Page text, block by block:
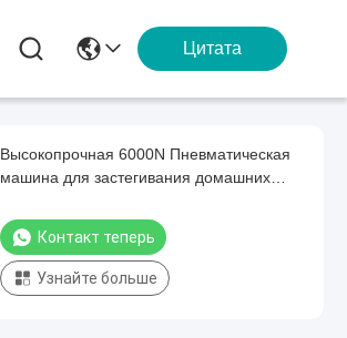
Цитата
Высокопрочная 6000N Пневматическая
машина для застегивания домашних
режущий инструмент
Контакт теперь
Узнайте больше